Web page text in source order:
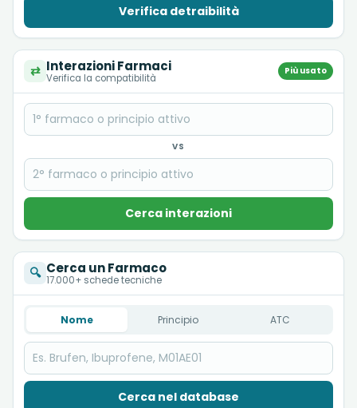
Verifica detraibilità
⇄ Interazioni Farmaci
Verifica la compatibilità
Più usato
VS
Cerca interazioni
🔍 Cerca un Farmaco
17.000+ schede tecniche
Nome Principio ATC
Cerca nel database